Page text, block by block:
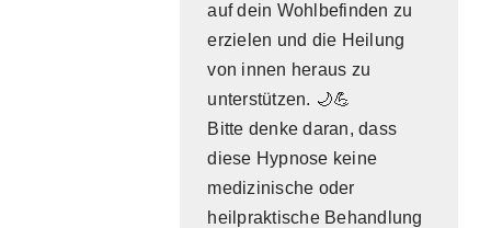
auf dein Wohlbefinden zu
erzielen und die Heilung
von innen heraus zu
unterstützen. 🌙💪
Bitte denke daran, dass
diese Hypnose keine
medizinische oder
heilpraktische Behandlung